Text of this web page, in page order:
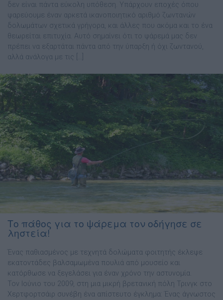
δεν είναι πάντα εύκολη υπόθεση. Υπάρχουν εποχές όπου
ψαρεύουμε έναν αρκετά ικανοποιητικό αριθµό ζωντανών
δολωµάτων σχετικά γρήγορα, και άλλες που ακόμα και το ένα
θεωρείται επιτυχία. Αυτό σηµαίνει ότι το ψάρεµά µας δεν
πρέπει να εξαρτάται πάντα από την ύπαρξη ή όχι ζωντανού,
αλλά ανάλογα µε τις […]
Το πάθος για το ψάρεμα τον οδήγησε σε
ληστεία!
Ένας παθιασμένος με τεχνητά δολώματα φοιτητής έκλεψε
εκατοντάδες βαλσαμωμένα πουλιά από μουσείο και
κατόρθωσε να ξεγελάσει για έναν χρόνο την αστυνομία.
Τον Ιούνιο του 2009, στη μια μικρή βρετανική πόλη Τρινγκ στο
Χερτφορτσάιρ συνέβη ένα απίστευτο έγκλημα: Ένας άγνωστος